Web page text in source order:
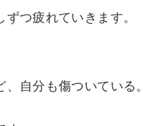
つ疲れていきます。
自分も傷ついている。